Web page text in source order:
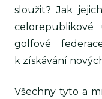
sloužit? Jak
golfové
k získávání
Všechny tyto a